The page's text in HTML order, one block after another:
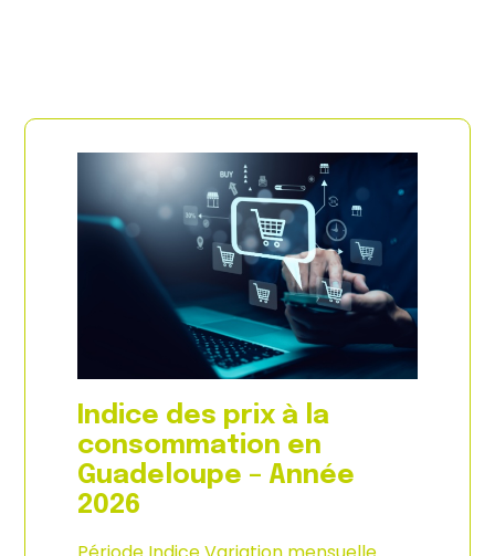
Indice des prix à la
consommation en
Guadeloupe – Année
2026